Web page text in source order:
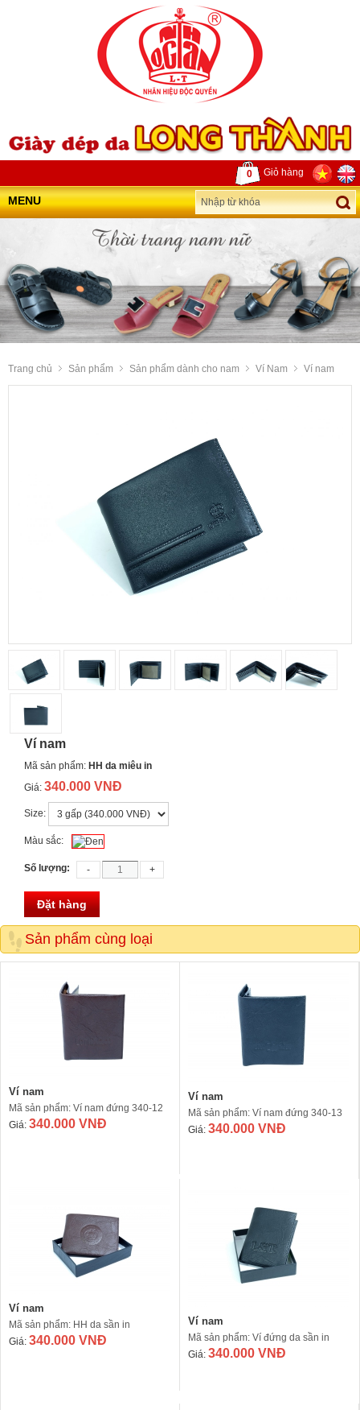
0 Giỏ hàng
MENU
Trang chủ Sản phẩm Sản phẩm dành cho nam Ví Nam Ví nam
Ví nam
Mã sản phẩm: HH da miêu in
Giá: 340.000 VNĐ
Size:
Màu sắc:
Số lượng:
Đặt hàng
Sản phẩm cùng loại
Ví nam
Mã sản phẩm: Ví nam đứng 340-12
Giá: 340.000 VNĐ
Ví nam
Mã sản phẩm: Ví nam đứng 340-13
Giá: 340.000 VNĐ
Ví nam
Mã sản phẩm: HH da sần in
Giá: 340.000 VNĐ
Ví nam
Mã sản phẩm: Ví đứng da sần in
Giá: 340.000 VNĐ